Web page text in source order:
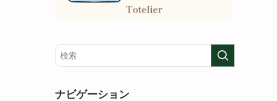
ナビゲーション